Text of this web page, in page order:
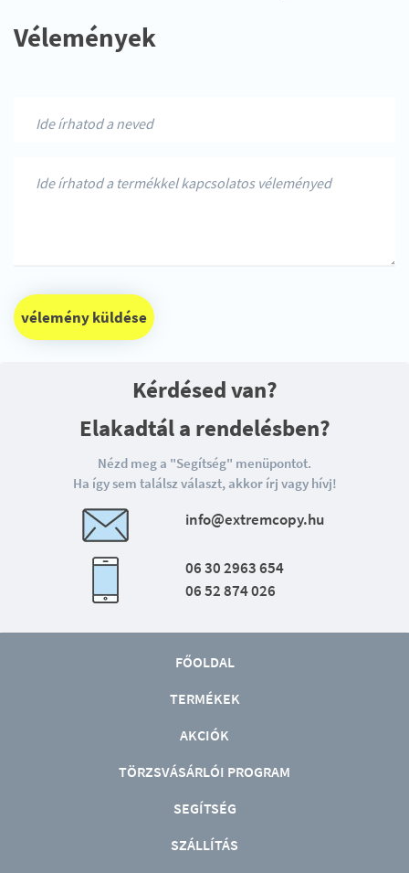
Vélemények
vélemény küldése
Kérdésed van?
Elakadtál a rendelésben?
Nézd meg a "Segítség" menüpontot.
Ha így sem találsz választ, akkor írj vagy hívj!
info@extremcopy.hu
06 30 2963 654
06 52 874 026
FŐOLDAL
TERMÉKEK
AKCIÓK
TÖRZSVÁSÁRLÓI PROGRAM
SEGÍTSÉG
SZÁLLÍTÁS